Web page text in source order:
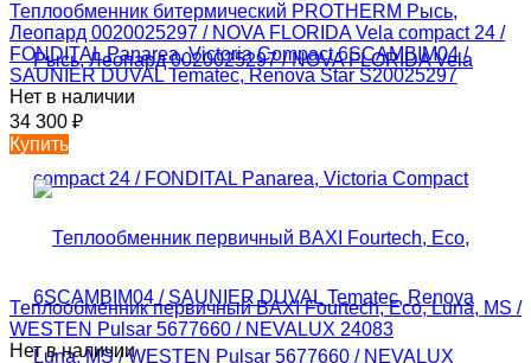
Теплообменник битермический PROTHERM Рысь,
Леопард 0020025297 / NOVA FLORIDA Vela compact 24 /
FONDITAL Panarea, Victoria Compact 6SCAMBIM04 /
SAUNIER DUVAL Tematec, Renova Star S20025297
Нет в наличии
34 300 ₽
Купить
Теплообменник первичный BAXI Fourtech, Eco, Luna, MS /
WESTEN Pulsar 5677660 / NEVALUX 24083
Нет в наличии